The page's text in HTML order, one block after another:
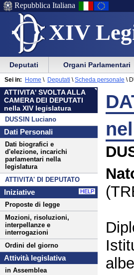
XIV
Menu
di
ausilio
alla
navigazione
Vai
Menu
di
navigazione
principale
Repubblica Italiana
Menu
di
navigazione
principale
Vai
menu
di
sezione
Deputati Organi Parlamentari
ATTIVITA' SVOLTA ALLA
CAMERA DEI DEPUTATI
nella XIV legislatura
DUSSIN Luciano
Dati Personali
Dati biografici e
d'elezione, incarichi
parlamentari nella
legislatura
ATTIVITA' DI DEPUTATO
Iniziative HELP
Proposte di legge
Mozioni, risoluzioni,
interpellanze e
interrogazioni
Ordini del giorno
Attività legislativa
in Assemblea
Sei in: Home \ Deputati \ Scheda personale \